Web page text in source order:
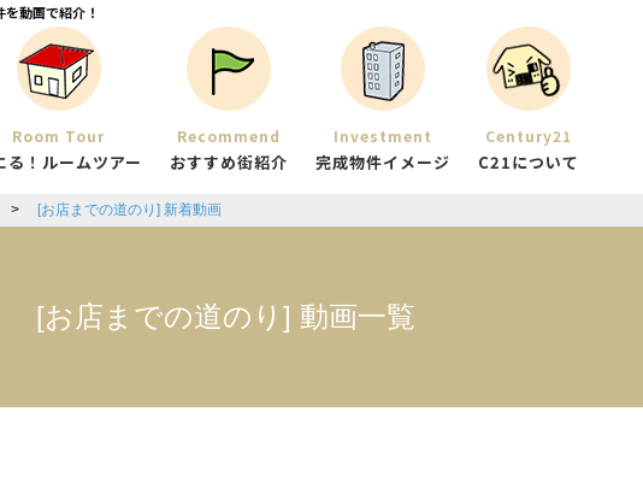
動画で紹介！
Room Tour
る！ルームツアー
Recommend
おすすめ街紹介
Investment
完成物件イメージ
Century21
C21について
[お店までの道のり] 新着動画
[お店までの道のり] 動画一覧